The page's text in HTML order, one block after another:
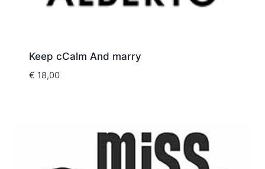
Keep cCalm And marry
€ 18,00